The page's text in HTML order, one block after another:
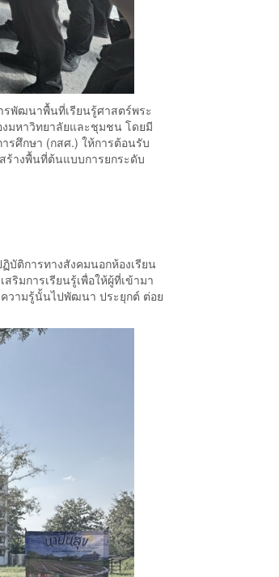
รพัฒนาพื้นที่เรียนรู้ศาสตร์พระ
มหาวิทยาลัยและชุมชน โดยมี
รศึกษา (กสศ.) ให้การต้อนรับ
ร้างพื้นที่ต้นแบบการยกระดับ
ติการทางสังคมนอกห้องเรียน
มการเรียนรู้เพื่อให้ผู้ที่เข้ามา
ความรู้นั้นไปพัฒนา ประยุกต์ ต่อย